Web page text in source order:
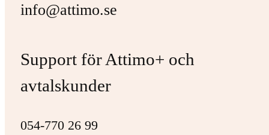
info@attimo.se
Support för Attimo+ och
avtalskunder
054-770 26 99